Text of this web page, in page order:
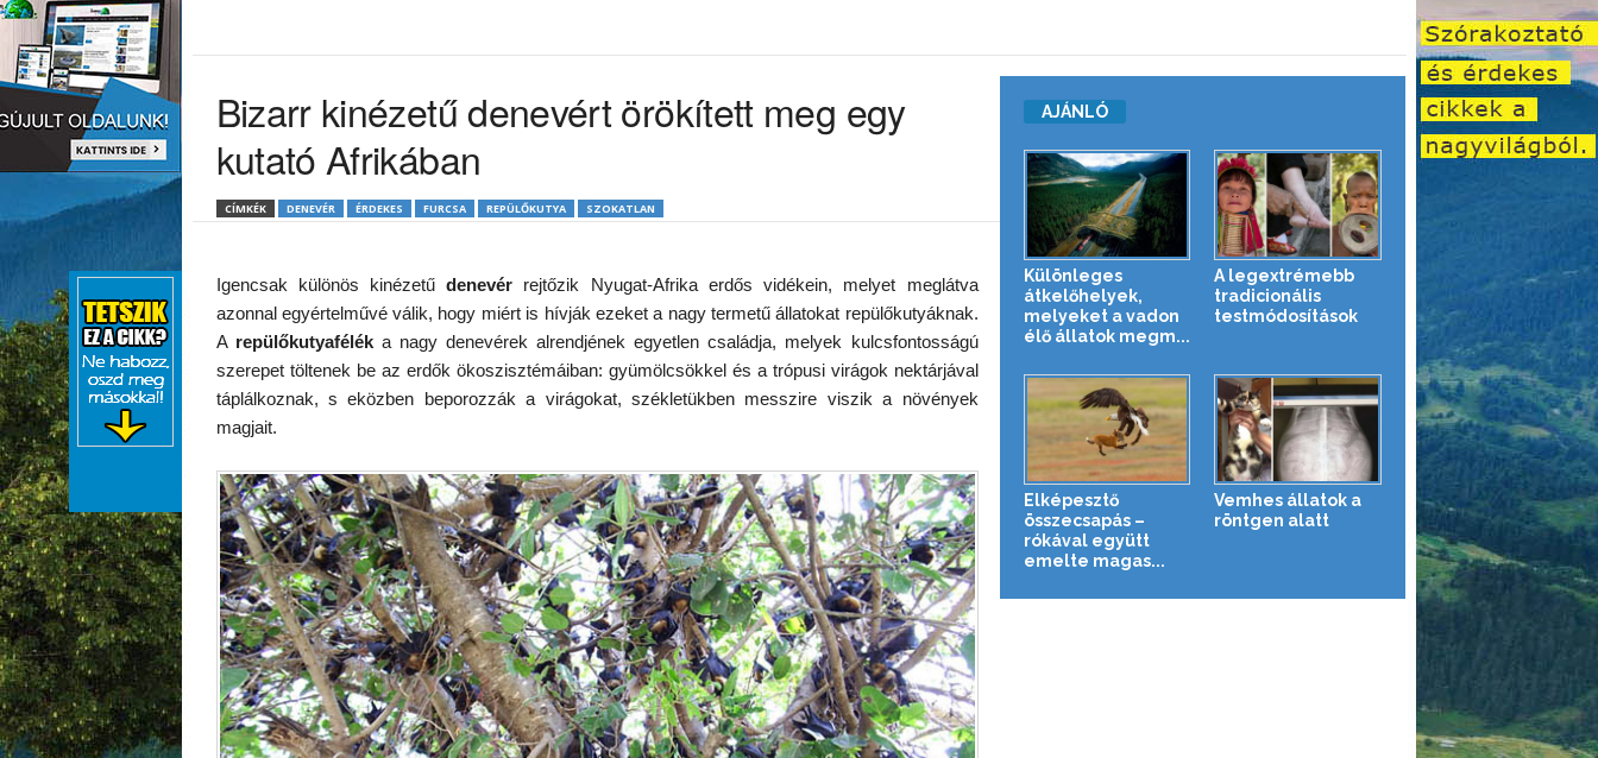
Bizarr kinézetű denevért örökített meg egy
kutató Afrikában
CÍMKÉK DENEVÉR ÉRDEKES FURCSA REPÜLŐKUTYA SZOKATLAN
Igencsak különös kinézetűdenevér rejtőzik Nyugat-Afrika erdős vidékein, melyet meglátva
azonnal egyértelművé válik, hogy miért is hívják ezeket a nagy termetű állatokat repülőkutyáknak.
A repülőkutyaféléka nagy denevérek alrendjének egyetlen családja, melyek kulcsfontosságú
szerepet töltenek be az erdők ökoszisztémáiban: gyümölcsökkel és a trópusi virágok nektárjával
táplálkoznak, s eközben beporozzák a virágokat, székletükben messzire viszik a növények
magjait.
AJÁNLÓ
Különleges
átkelőhelyek,
melyeket a vadon
élő állatok megm...
A legextrémebb
tradicionális
testmódosítások
Elképesztő
összecsapás –
rókával együtt
emelte magas...
Vemhes állatok a
röntgen alatt